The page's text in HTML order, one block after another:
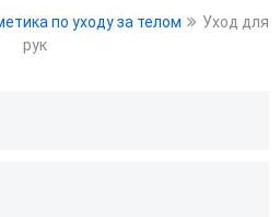
по уходу за телом
Уход для
рук